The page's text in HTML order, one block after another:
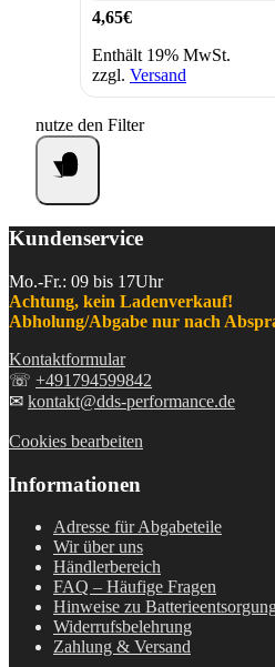
4,65€
Enthält 19% MwSt.
zzgl. Versand
nutze den Filter
Kundenservice
Mo.-Fr.: 09 bis 17Uhr
Achtung, kein Ladenverkauf!
Abholung/Abgabe nur nach
Kontaktformular
☏ +491794599842
✉ kontakt@dds-performance.de
Cookies bearbeiten
Informationen
Adresse für Abgabeteile
Wir über uns
Händlerbereich
FAQ – Häufige Fragen
Hinweise zu
Widerrufsbelehrung
Zahlung & Versand